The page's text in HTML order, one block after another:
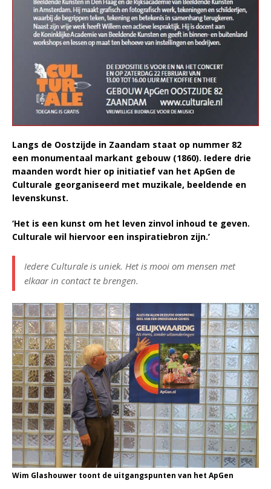
Langs de Oostzijde in Zaandam staat op nummer 82
een monumentaal markant gebouw (1860). Iedere drie
maanden wordt hier op initiatief van het ApGen de
Culturale georganiseerd met muzikale, beeldende en
levenskunst.
‘Het is een kunst om het leven zinvol inhoud te geven.
Culturale wil hiervoor een inspiratiebron zijn.’
Iedere Culturale is uniek. Het is mooi om mensen met
elkaar in contact te brengen.
Wim Glashouwer toont de uitgangspunten van het ApGen